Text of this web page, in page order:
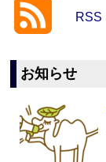
RSS
お知らせ